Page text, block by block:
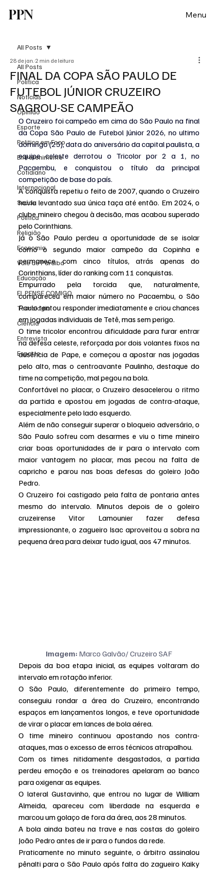
PPN Menu
All Posts
Política
Notícias
Opinião
Esporte
Politica em Foco
Entretenimento
Cotidiano
Internacional
Saúde
Politica
Religião
Economia
Vale do Paraiba
Educação
EI, PENSE COMIGO.
Tecnologia
Ciência
Entrevista
Esporte
All Posts
FINAL DA COPA SÃO PAULO DE
FUTEBOL JÚNIOR CRUZEIRO
SAGROU-SE CAMPEÃO
28 de jan. 2 min de leitura
O Cruzeiro foi campeão em cima do São Paulo na final
da Copa São Paulo de Futebol Júnior 2026, no ultimo
domingo (25), data do aniversário da capital paulista, a
equipe celeste derrotou o Tricolor por 2 a 1, no
Pacaembu, e conquistou o título da principal
competição de base do país.
A conquista repetiu o feito de 2007, quando o Cruzeiro
havia levantado sua única taça até então. Em 2024, o
clube mineiro chegou à decisão, mas acabou superado
pelo Corinthians.
Já o São Paulo perdeu a oportunidade de se isolar
como o segundo maior campeão da Copinha e
permanece com cinco títulos, atrás apenas do
Corinthians, líder do ranking com 11 conquistas.
Empurrado pela torcida que, naturalmente,
compareceu em maior número no Pacaembu, o São
Paulo tentou responder imediatamente e criou chances
em jogadas individuais de Tetê, mas sem perigo.
O time tricolor encontrou dificuldade para furar entrar
na defesa celeste, reforçada por dois volantes fixos na
ausência de Pape, e começou a apostar nas jogadas
pelo alto, mas o centroavante Paulinho, destaque do
time na competição, mal pegou na bola.
Confortável no placar, o Cruzeiro desacelerou o ritmo
da partida e apostou em jogadas de contra-ataque,
especialmente pelo lado esquerdo.
Além de não conseguir superar o bloqueio adversário, o
São Paulo sofreu com desarmes e viu o time mineiro
criar boas oportunidades de ir para o intervalo com
maior vantagem no placar, mas pecou na falta de
capricho e parou nas boas defesas do goleiro João
Pedro.
O Cruzeiro foi castigado pela falta de pontaria antes
mesmo do intervalo. Minutos depois de o goleiro
cruzeirense Vitor Lamounier fazer defesa
impressionante, o zagueiro Isac aproveitou a sobra na
pequena área para deixar tudo igual, aos 47 minutos.
Imagem: Marco Galvão/ Cruzeiro SAF
Depois da boa etapa inicial, as equipes voltaram do
intervalo em rotação inferior.
O São Paulo, diferentemente do primeiro tempo,
conseguiu rondar a área do Cruzeiro, encontrando
espaços em lançamentos longos, e teve oportunidade
de virar o placar em lances de bola aérea.
O time mineiro continuou apostando nos contra-
ataques, mas o excesso de erros técnicos atrapalhou.
Com os times nitidamente desgastados, a partida
perdeu emoção e os treinadores apelaram ao banco
para oxigenar as equipes.
O lateral Gustavinho, que entrou no lugar de William
Almeida, apareceu com liberdade na esquerda e
marcou um golaço de fora da área, aos 28 minutos.
A bola ainda bateu na trave e nas costas do goleiro
João Pedro antes de ir para o fundos da rede.
Praticamente no minuto seguinte, o árbitro assinalou
pênalti para o São Paulo após falta do zagueiro Kaiky